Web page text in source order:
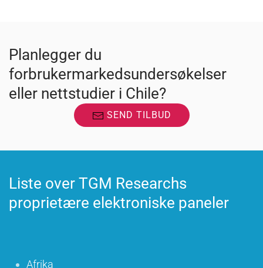
Planlegger du
forbrukermarkedsundersøkelser
eller nettstudier i Chile?
SEND TILBUD
Liste over TGM Researchs
proprietære elektroniske paneler
Afrika